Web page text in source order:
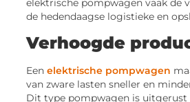
elektrische pompwagen vaak de
de hedendaagse logistieke en
Verhoogde
Eenelektrische pompwagen
van zware lasten sneller en
Dit type pompwagen is